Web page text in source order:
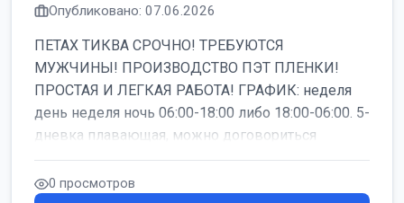
Опубликовано: 07.06.2026
ПЕТАХ ТИКВА СРОЧНО! ТРЕБУЮТСЯ
МУЖЧИНЫ! ПРОИЗВОДСТВО ПЭТ ПЛЕНКИ!
ПРОСТАЯ И ЛЕГКАЯ РАБОТА! ГРАФИК: неделя
день неделя ночь 06:00-18:00 либо 18:00-06:00. 5-
дневка плавающая, можно договориться
работать б...
0 просмотров